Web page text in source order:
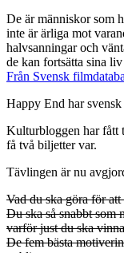
De är människor som
inte är ärliga mot
halvsanningar och
de kan fortsätta sina
Från Svensk
Happy End har
Kulturbloggen har fått
få två biljetter var.
Tävlingen är nu
Vad du ska göra för
Du ska så snabbt
varför just du ska
De fem bästa